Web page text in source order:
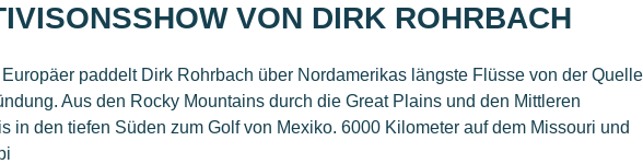
VON DIRK ROHRBACH
paddelt Dirk Rohrbach über Nordamerikas längste Flüsse von der Quelle
Aus den Rocky Mountains durch die Great Plains und den Mittleren
in den tiefen Süden zum Golf von Mexiko. 6000 Kilometer auf dem Missouri und